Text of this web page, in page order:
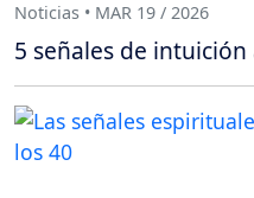
Noticias • MAR 19 / 2026
5 señales de